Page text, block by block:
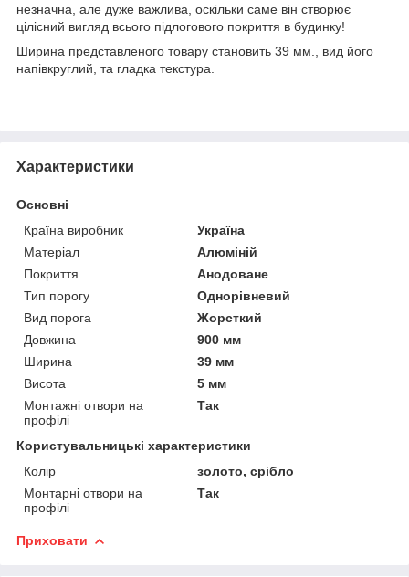
незначна, але дуже важлива, оскільки саме він створює
цілісний вигляд всього підлогового покриття в будинку!
Ширина представленого товару становить 39 мм., вид його
напівкруглий, та гладка текстура.
Характеристики
Основні
Країна виробник
Україна
Матеріал
Алюміній
Покриття
Анодоване
Тип порогу
Однорівневий
Вид порога
Жорсткий
Довжина
900 мм
Ширина
39 мм
Висота
5 мм
Монтажні отвори на
профілі
Так
Користувальницькі характеристики
Колір
золото, срібло
Монтарні отвори на
профілі
Так
Приховати